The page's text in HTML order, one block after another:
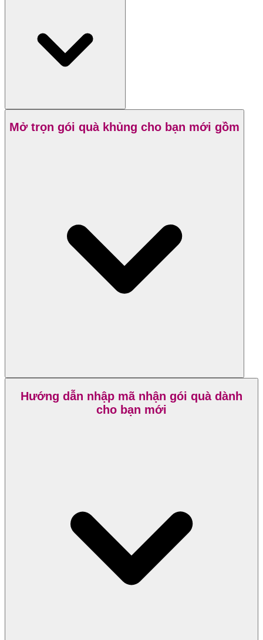
️Mở trọn gói quà khủng cho bạn mới gồm
Hướng dẫn nhập mã nhận gói quà dành
cho bạn mới